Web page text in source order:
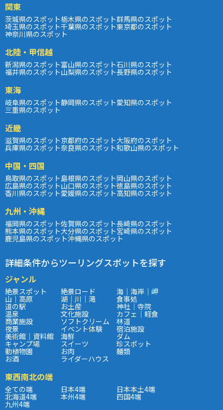
関東
茨城県のスポット栃木県のスポット群馬県のスポット
埼玉県のスポット千葉県のスポット東京都のスポット
神奈川県のスポット
北陸・甲信越
新潟県のスポット富山県のスポット石川県のスポット
福井県のスポット山梨県のスポット長野県のスポット
東海
岐阜県のスポット静岡県のスポット愛知県のスポット
三重県のスポット
近畿
滋賀県のスポット京都府のスポット大阪府のスポット
兵庫県のスポット奈良県のスポット和歌山県のスポット
中国・四国
鳥取県のスポット島根県のスポット岡山県のスポット
広島県のスポット山口県のスポット徳島県のスポット
香川県のスポット愛媛県のスポット高知県のスポット
九州・沖縄
福岡県のスポット佐賀県のスポット長崎県のスポット
熊本県のスポット大分県のスポット宮崎県のスポット
鹿児島県のスポット沖縄県のスポット
詳細条件からツーリングスポットを探す
ジャンル
絶景スポット 絶景ロード 海｜海岸｜岬
山｜高原 湖｜川｜滝 食事処
道の駅 お土産 神社｜寺院
温泉 文化施設 カフェ｜軽食
商業施設 ソフトクリーム 林道
夜景 イベント体験 宿泊施設
美術館｜資料館 海鮮 ダム
キャンプ場 スイーツ 珍スポット
動植物園 お肉 麺類
お酒 ライダーハウス
東西南北の端
全ての端 日本4端 日本本土4端
北海道4端 本州4端 四国4端
九州4端